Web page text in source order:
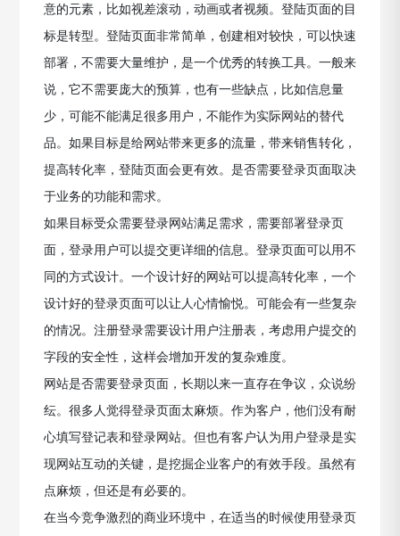
意的元素，比如视差滚动，动画或者视频。登陆页面的目
标是转型。登陆页面非常简单，创建相对较快，可以快速
部署，不需要大量维护，是一个优秀的转换工具。一般来
说，它不需要庞大的预算，也有一些缺点，比如信息量
少，可能不能满足很多用户，不能作为实际网站的替代
品。如果目标是给网站带来更多的流量，带来销售转化，
提高转化率，登陆页面会更有效。是否需要登录页面取决
于业务的功能和需求。
如果目标受众需要登录网站满足需求，需要部署登录页
面，登录用户可以提交更详细的信息。登录页面可以用不
同的方式设计。一个设计好的网站可以提高转化率，一个
设计好的登录页面可以让人心情愉悦。可能会有一些复杂
的情况。注册登录需要设计用户注册表，考虑用户提交的
字段的安全性，这样会增加开发的复杂难度。
网站是否需要登录页面，长期以来一直存在争议，众说纷
纭。很多人觉得登录页面太麻烦。作为客户，他们没有耐
心填写登记表和登录网站。但也有客户认为用户登录是实
现网站互动的关键，是挖掘企业客户的有效手段。虽然有
点麻烦，但还是有必要的。
在当今竞争激烈的商业环境中，在适当的时候使用登录页